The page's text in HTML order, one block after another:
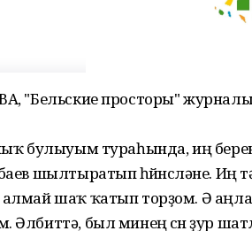
"Бельские просторы"
булыуым тураһында, иң
шылтыратып һөйөнсөләне. Иң
шаҡ ҡатып торҙом. Ә
Әлбиттә, был минең өсөн ҙур